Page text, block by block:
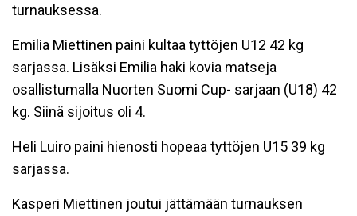
turnauksessa.
Emilia Miettinen paini kultaa tyttöjen U12 42 kg
sarjassa. Lisäksi Emilia haki kovia matseja
osallistumalla Nuorten Suomi Cup- sarjaan (U18) 42
kg. Siinä sijoitus oli 4.
Heli Luiro paini hienosti hopeaa tyttöjen U15 39 kg
sarjassa.
Kasperi Miettinen joutui jättämään turnauksen